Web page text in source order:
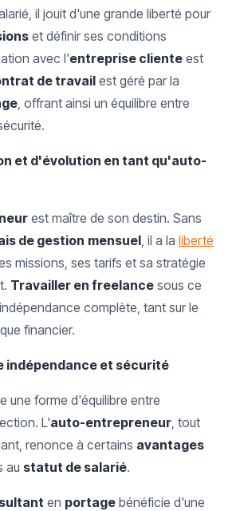
il jouit d'une grande liberté pour
et définir ses conditions
avec l'entreprise cliente est
de travail est géré par la
, offrant ainsi un équilibre entre
et d'évolution en tant qu'auto-
est maître de son destin. Sans
de gestion mensuel, il a la liberté
missions, ses tarifs et sa stratégie
Travailler en freelance sous ce
complète, tant sur le
financier.
indépendance et sécurité
une forme d'équilibre entre
L'auto-entrepreneur, tout
renonce à certains avantages
au statut de salarié.
en portage bénéficie d'une